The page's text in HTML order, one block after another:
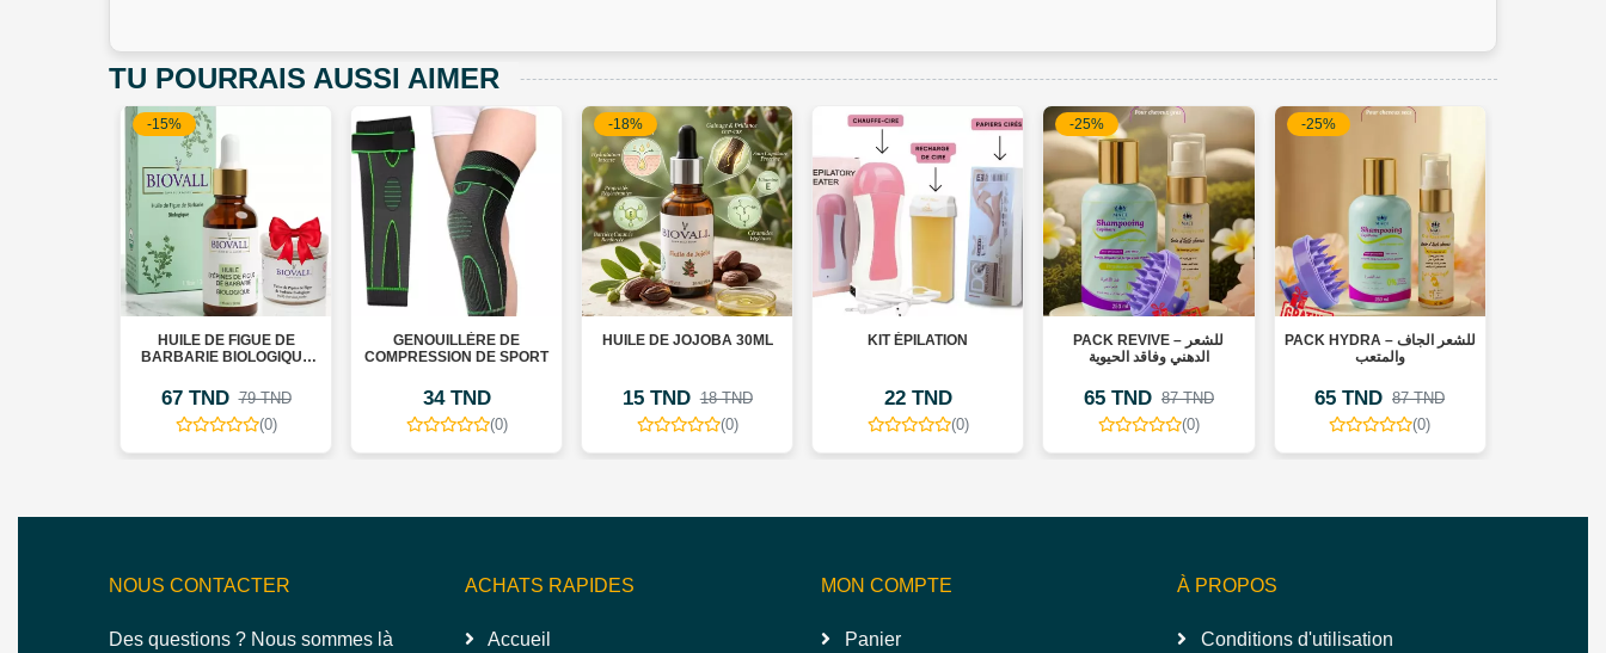
TU POURRAIS AUSSI AIMER
-15%
HUILE DE FIGUE DE
BARBARIE BIOLOGIQUE
DE BARBARIE
EXFOLIANTE CADEAU)
67 TND 79 TND
(0)
GENOUILLÈRE DE
COMPRESSION DE SPORT
34 TND
(0)
-18%
HUILE DE JOJOBA 30ML
15 TND 18 TND
(0)
KIT ÉPILATION
22 TND
(0)
-25%
PACK REVIVE – للشعر
الدهني وفاقد الحيوية
65 TND 87 TND
(0)
-25%
PACK HYDRA – للشعر الجاف
والمتعب
65 TND 87 TND
(0)
NOUS CONTACTER
Des questions ? Nous sommes là
ACHATS RAPIDES
Accueil
MON COMPTE
Panier
À PROPOS
Conditions d'utilisation